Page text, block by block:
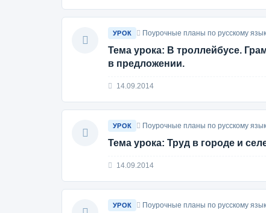
УРОК Поурочные планы по русскому
Тема урока: В троллейбусе.
в предложении.
14.09.2014
УРОК Поурочные планы по русскому
Тема урока: Труд в городе и
14.09.2014
УРОК Поурочные планы по русскому